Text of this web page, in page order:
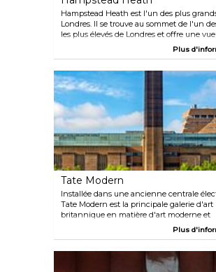
Hampstead Heath est l'un des plus
Londres. Il se trouve au sommet de l'un
les plus élevés de Londres et offre une vue
imprenable sur les toits de Londres. Vous
admirer les gratte-ciel de Canary Wharf,
parc comprend des champs d'herbe, des
boisées et quelques grands étangs. L'eau
jamais bien chaude, mais emportez un
bain au cas où vous auriez envie de piquer
Plus
Tate Modern
Installée dans une ancienne centrale
Tate Modern est la principale galerie d'art
britannique en matière d'art moderne et
contemporain. Outre les expositions très
d'artistes aussi divers que Matisse, Picasso,
Pollock, Warhol et Bourgeois.
Plus